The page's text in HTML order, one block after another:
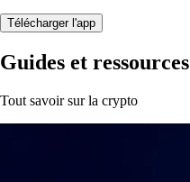
Télécharger l'app
Guides et ressources
Tout savoir sur la crypto